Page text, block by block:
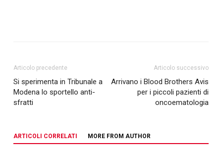
Articolo precedente
Si sperimenta in Tribunale a
Modena lo sportello anti-
sfratti
Articolo successivo
Arrivano i Blood Brothers Avis
per i piccoli pazienti di
oncoematologia
ARTICOLI CORRELATI MORE FROM AUTHOR